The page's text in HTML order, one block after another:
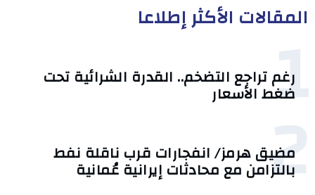
المقالات الأكثر إطلاعا
1
رغم تراجع التضخم.. القدرة الشرائية تحت
ضغط الأسعار
2
مضيق هرمز/ انفجارات قرب ناقلة نفط
بالتزامن مع محادثات إيرانية عُمانية